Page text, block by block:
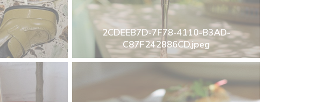
2CDEEB7D-7F78-4110-B3AD-
C87F242886CD.jpeg